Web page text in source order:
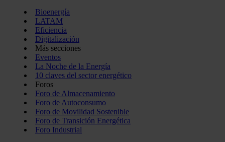
Bioenergía
LATAM
Eficiencia
Digitalización
Más secciones
Eventos
La Noche de la Energía
10 claves del sector energético
Foros
Foro de Almacenamiento
Foro de Autoconsumo
Foro de Movilidad Sostenible
Foro de Transición Energética
Foro Industrial